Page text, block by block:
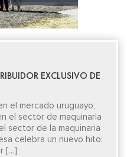
EXCLUSIVO DE
el mercado uruguayo,
el sector de maquinaria
sector de la maquinaria
celebra un nuevo hito:
[…]